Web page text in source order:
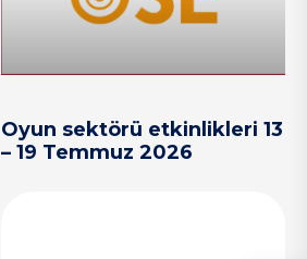
Oyun sektörü etkinlikleri 13
– 19 Temmuz 2026